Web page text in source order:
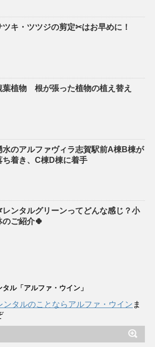
ツキ・ツツジの剪定✂はお早めに！
葉植物 根が張った植物の植え替え
水のアルファヴィラ志賀駅前A棟B棟が
ち着き、C棟D棟に着手
レンタルグリーンってどんな感じ？小
のご紹介🍀
ル「アルファ・ウイン」
ンタルのことならアルファ・ウイン ま